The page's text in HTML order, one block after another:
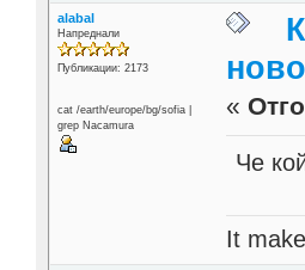
alabal
Напреднали
Публикации: 2173
cat /earth/europe/bg/sofia |
grep Nacamura
«
Че
It